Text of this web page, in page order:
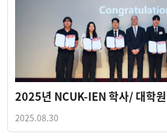
2025년 NCUK-IEN 학사/ 대학
2025.08.30